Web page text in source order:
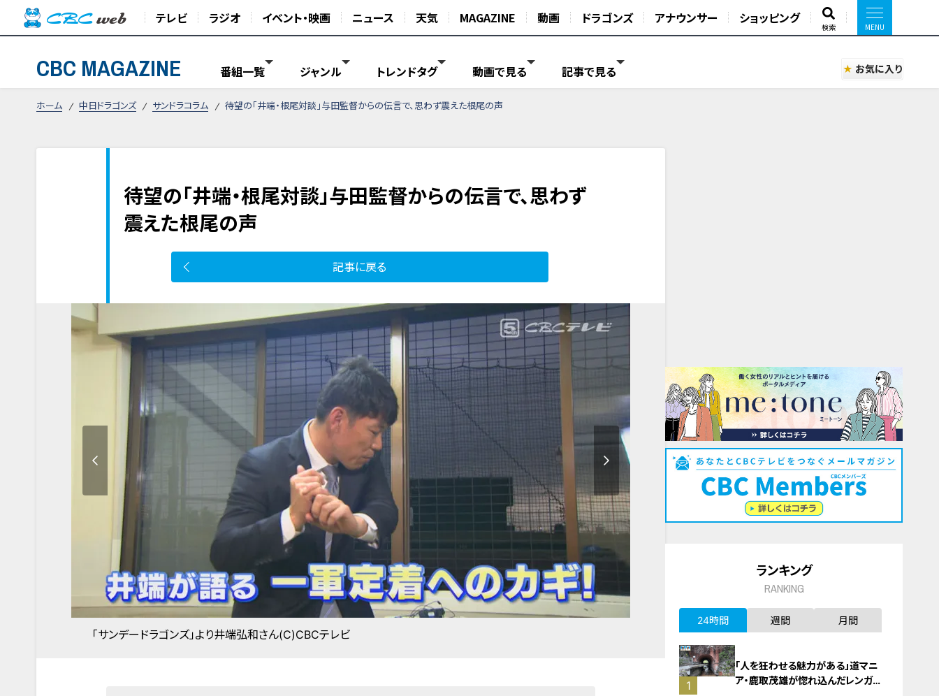
テレビ ラジオ イベント・映画 ニュース 天気 MAGAZINE 動画 ドラゴンズ アナウンサー ショッピング
検索
CBC MAGAZINE 番組一覧 ジャンル トレンドタグ 動画で見る 記事で見る お気に入り
ホーム 中日ドラゴンズ サンドラコラム 待望の「井端・根尾対談」与田監督からの伝言で、思わず震えた根尾の声
待望の「井端・根尾対談」与田監督からの伝言で、思わず
震えた根尾の声
記事に戻る
「サンデードラゴンズ」より井端弘和さん(C)CBCテレビ
ランキング
RANKING
24時間 週間 月間
1
「人を狂わせる魅力がある」道マニ
ア・鹿取茂雄が惚れ込んだレンガの